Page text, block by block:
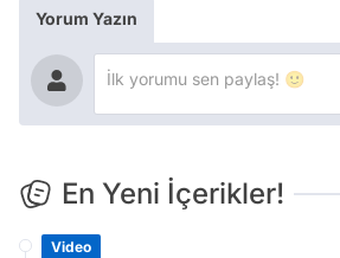
Yorum Yazın
En Yeni İçerikler!
Video